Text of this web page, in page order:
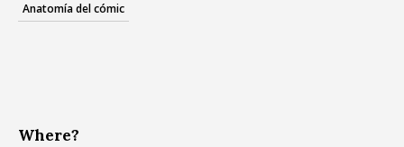
Anatomía del cómic
Where?